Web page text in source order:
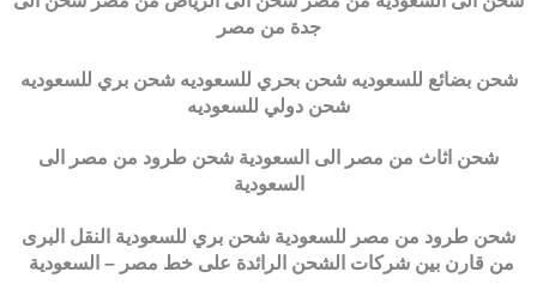
جدة من مصر
شحن بضائع للسعوديه شحن بحري للسعوديه شحن بري للسعوديه
شحن دولي للسعوديه
شحن اثاث من مصر الى السعودية شحن طرود من مصر الى
السعودية
شحن طرود من مصر للسعودية شحن بري للسعودية النقل البرى
من قارن بين شركات الشحن الرائدة على خط مصر – السعودية